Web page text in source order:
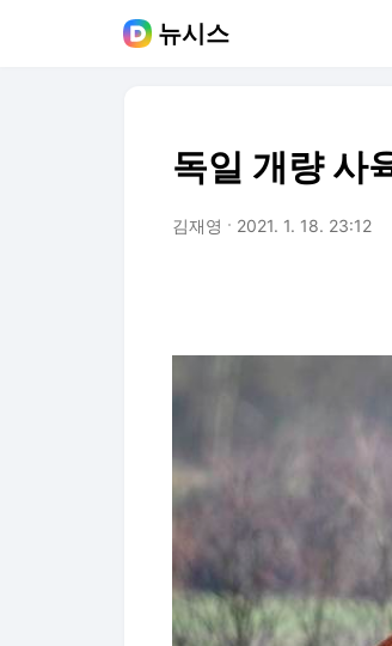
뉴시스
독일 개량 사
김재영 2021. 1. 18. 23:12